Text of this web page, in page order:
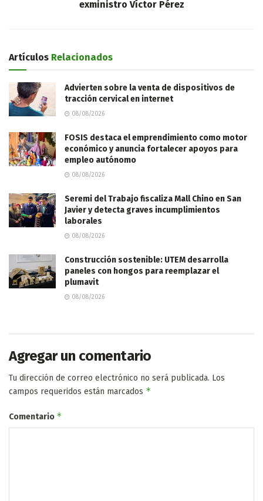
exministro Víctor Pérez
Artículos Relacionados
Advierten sobre la venta de dispositivos de
tracción cervical en internet
08/08/2026
FOSIS destaca el emprendimiento como motor
económico y anuncia fortalecer apoyos para
empleo autónomo
08/08/2026
Seremi del Trabajo fiscaliza Mall Chino en San
Javier y detecta graves incumplimientos
laborales
08/08/2026
Construcción sostenible: UTEM desarrolla
paneles con hongos para reemplazar el
plumavit
08/08/2026
Agregar un comentario
Tu dirección de correo electrónico no será publicada. Los
campos requeridos están marcados *
Comentario *